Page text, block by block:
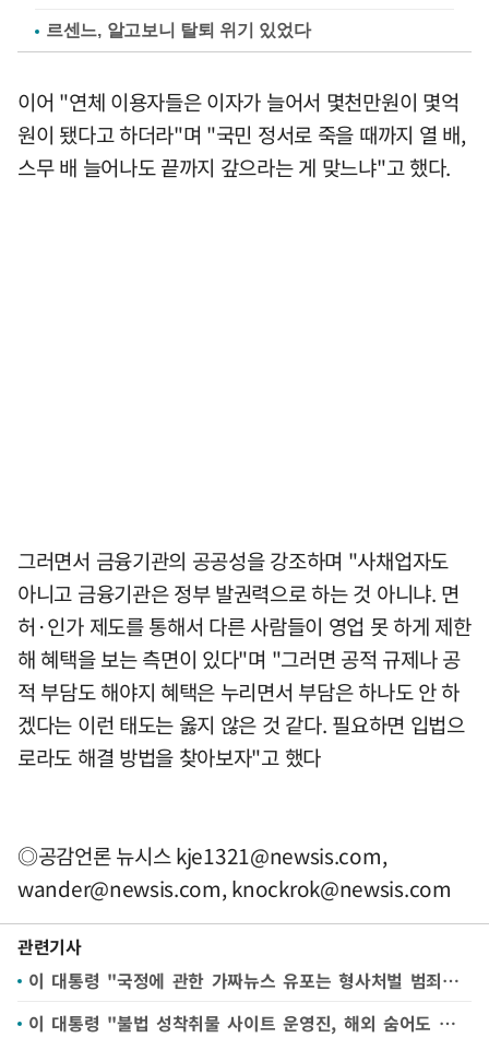
르센느, 알고보니 탈퇴 위기 있었다
이어 "연체 이용자들은 이자가 늘어서 몇천만원이 몇억
원이 됐다고 하더라"며 "국민 정서로 죽을 때까지 열 배,
스무 배 늘어나도 끝까지 갚으라는 게 맞느냐"고 했다.
그러면서 금융기관의 공공성을 강조하며 "사채업자도
아니고 금융기관은 정부 발권력으로 하는 것 아니냐. 면
허·인가 제도를 통해서 다른 사람들이 영업 못 하게 제한
해 혜택을 보는 측면이 있다"며 "그러면 공적 규제나 공
적 부담도 해야지 혜택은 누리면서 부담은 하나도 안 하
겠다는 이런 태도는 옳지 않은 것 같다. 필요하면 입법으
로라도 해결 방법을 찾아보자"고 했다
◎공감언론 뉴시스kje1321@newsis.com,
wander@newsis.com,knockrok@newsis.com
관련기사
이 대통령 "국정에 관한 가짜뉴스 유포는 형사처벌 범죄…'표현의 자유' 보호 못 받아"
이 대통령 "불법 성착취물 사이트 운영진, 해외 숨어도 강제귀국시켜 반드시 엄벌"